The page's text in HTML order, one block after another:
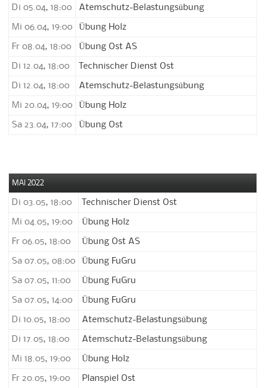
Di 05.04, 18:00 Atemschutz-Belastungsübung
Mi 06.04, 19:00 Übung Holz
Fr 08.04, 18:00 Übung Ost AS
Di 12.04, 18:00 Technischer Dienst Ost
Di 12.04, 18:00 Atemschutz-Belastungsübung
Mi 20.04, 19:00 Übung Holz
Sa 23.04, 17:00 Übung Ost
MAI 2022
Di 03.05, 18:00 Technischer Dienst Ost
Mi 04.05, 19:00 Übung Holz
Fr 06.05, 18:00 Übung Ost AS
Sa 07.05, 08:00 Übung FuGru
Sa 07.05, 11:00 Übung FuGru
Sa 07.05, 14:00 Übung FuGru
Di 10.05, 18:00 Atemschutz-Belastungsübung
Di 17.05, 18:00 Atemschutz-Belastungsübung
Mi 18.05, 19:00 Übung Holz
Fr 20.05, 19:00 Planspiel Ost